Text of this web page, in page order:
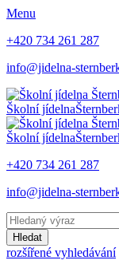
Menu
+420 734 261 287
info@jidelna-
Školní jídelna
Školní jídelna
+420 734 261 287
info@jidelna-
Hledat
rozšířené vyhledávání